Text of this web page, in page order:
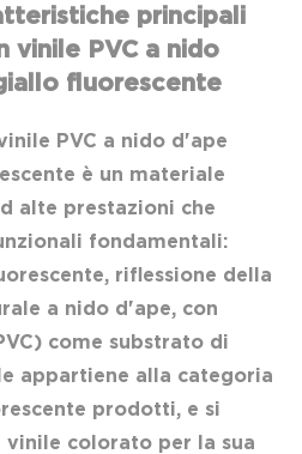
principali
vinile PVC a nido
fluorescente
PVC a nido d'ape
è un materiale
alte prestazioni che
fondamentali:
riflessione della
a nido d'ape, con
come substrato di
appartiene alla categoria
prodotti, e si
colorato per la sua